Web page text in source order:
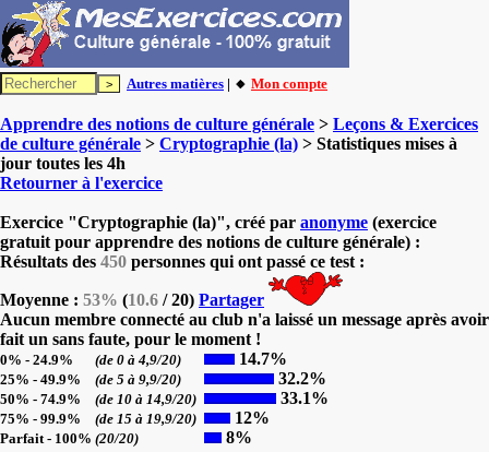
Autres matières | 🔸 Mon compte
Apprendre des notions de culture générale > Leçons & Exercices
de culture générale > Cryptographie (la) > Statistiques mises à
jour toutes les 4h
Retourner à l'exercice
Exercice "Cryptographie (la)", créé par anonyme (exercice
gratuit pour apprendre des notions de culture générale) :
Résultats des 450 personnes qui ont passé ce test :
Moyenne : 53% (10.6 / 20) Partager
Aucun membre connecté au club n'a laissé un message après avoir
fait un sans faute, pour le moment !
0% - 24.9% (de 0 à 4,9/20) 14.7%
25% - 49.9% (de 5 à 9,9/20) 32.2%
50% - 74.9% (de 10 à 14,9/20) 33.1%
75% - 99.9% (de 15 à 19,9/20) 12%
Parfait - 100% (20/20) 8%